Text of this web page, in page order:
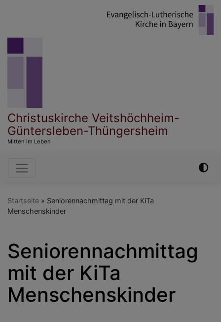
Christuskirche Veitshöchheim-
Güntersleben-Thüngersheim
Mitten im Leben
Hauptnavigation
Startseite
Seniorennachmittag mit der KiTa
Menschenskinder
Seniorennachmittag
mit der KiTa
Menschenskinder